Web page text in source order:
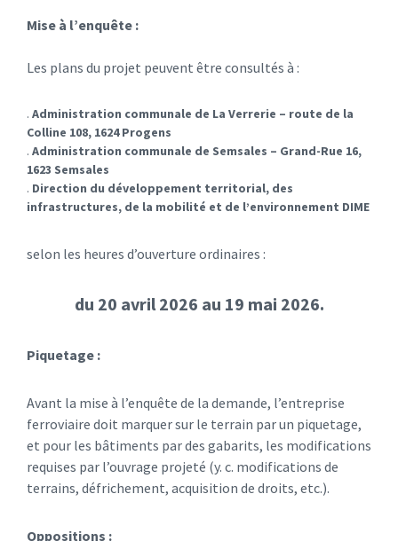
Mise à l’enquête :
Les plans du projet peuvent être consultés à :
. Administration communale de La Verrerie – route de la
Colline 108, 1624 Progens
. Administration communale de Semsales – Grand-Rue 16,
1623 Semsales
. Direction du développement territorial, des
infrastructures, de la mobilité et de l’environnement DIME
selon les heures d’ouverture ordinaires :
du 20 avril 2026 au 19 mai 2026.
Piquetage :
Avant la mise à l’enquête de la demande, l’entreprise
ferroviaire doit marquer sur le terrain par un piquetage,
et pour les bâtiments par des gabarits, les modifications
requises par l’ouvrage projeté (y. c. modifications de
terrains, défrichement, acquisition de droits, etc.).
Oppositions :